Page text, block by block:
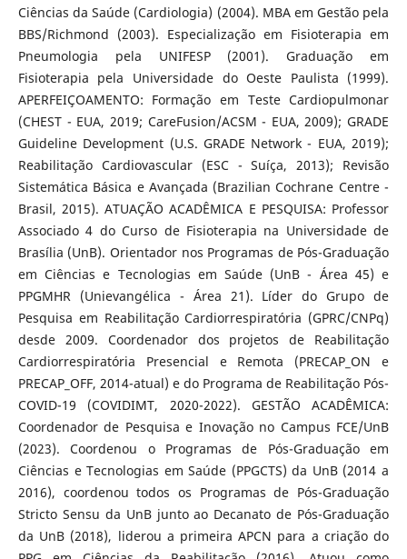
Ciências da Saúde (Cardiologia) (2004). MBA em Gestão pela
BBS/Richmond (2003). Especialização em Fisioterapia em
Pneumologia pela UNIFESP (2001). Graduação em
Fisioterapia pela Universidade do Oeste Paulista (1999).
APERFEIÇOAMENTO: Formação em Teste Cardiopulmonar
(CHEST - EUA, 2019; CareFusion/ACSM - EUA, 2009); GRADE
Guideline Development (U.S. GRADE Network - EUA, 2019);
Reabilitação Cardiovascular (ESC - Suíça, 2013); Revisão
Sistemática Básica e Avançada (Brazilian Cochrane Centre -
Brasil, 2015). ATUAÇÃO ACADÊMICA E PESQUISA: Professor
Associado 4 do Curso de Fisioterapia na Universidade de
Brasília (UnB). Orientador nos Programas de Pós-Graduação
em Ciências e Tecnologias em Saúde (UnB - Área 45) e
PPGMHR (Unievangélica - Área 21). Líder do Grupo de
Pesquisa em Reabilitação Cardiorrespiratória (GPRC/CNPq)
desde 2009. Coordenador dos projetos de Reabilitação
Cardiorrespiratória Presencial e Remota (PRECAP_ON e
PRECAP_OFF, 2014-atual) e do Programa de Reabilitação Pós-
COVID-19 (COVIDIMT, 2020-2022). GESTÃO ACADÊMICA:
Coordenador de Pesquisa e Inovação no Campus FCE/UnB
(2023). Coordenou o Programas de Pós-Graduação em
Ciências e Tecnologias em Saúde (PPGCTS) da UnB (2014 a
2016), coordenou todos os Programas de Pós-Graduação
Stricto Sensu da UnB junto ao Decanato de Pós-Graduação
da UnB (2018), liderou a primeira APCN para a criação do